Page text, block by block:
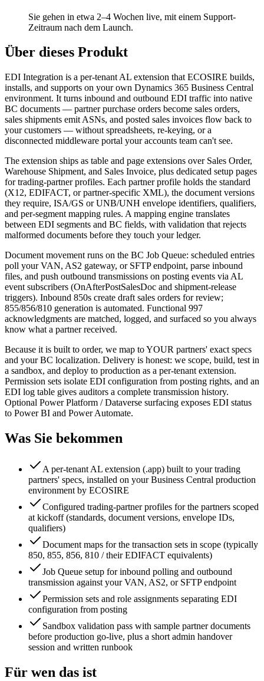
Sie gehen in etwa 2–4 Wochen live, mit einem Support-
Zeitraum nach dem Launch.
Über dieses Produkt
EDI Integration is a per-tenant AL extension that ECOSIRE builds,
installs, and supports on your own Dynamics 365 Business Central
environment. It turns inbound and outbound EDI traffic into native
BC documents — partner purchase orders become sales orders,
sales shipments emit ASNs, and posted sales invoices flow back to
your customers — without spreadsheets, re-keying, or a
disconnected middleware portal your accounts team can't see.
The extension ships as table and page extensions over Sales Order,
Warehouse Shipment, and Sales Invoice, plus dedicated setup pages
for trading-partner profiles. Each partner profile holds the standard
(X12, EDIFACT, or partner-specific XML), the document versions
they require, ISA/GS or UNB/UNH envelope identifiers, qualifiers,
and per-segment mapping rules. A mapping engine translates
between EDI segments and BC fields, with validation that rejects
malformed documents before they touch your ledger.
Document movement runs on the BC Job Queue: scheduled entries
poll your VAN, AS2 gateway, or SFTP endpoint, parse inbound
files, and push outbound transmissions on posting events via AL
event subscribers (OnAfterPostSalesDoc and shipment-release
triggers). Inbound 850s create draft sales orders for review;
855/856/810 generation is automated. Functional 997
acknowledgments are matched, logged, and surfaced so you always
know what a partner received.
Because it is built to order, we map to YOUR partners' exact specs
and your BC localization. Delivery is honest: we scope, build, test in
a sandbox, and deploy to production as a per-tenant extension.
Permission sets isolate EDI configuration from posting rights, and an
EDI log table gives auditors a complete transmission history.
Optional Power Platform / Dataverse surfacing exposes EDI status
to Power BI and Power Automate.
Was Sie bekommen
A per-tenant AL extension (.app) built to your trading
partners' specs, installed on your Business Central production
environment by ECOSIRE
Configured trading-partner profiles for the partners scoped
at kickoff (standards, document versions, envelope IDs,
qualifiers)
Document maps for the transaction sets in scope (typically
850, 855, 856, 810 / their EDIFACT equivalents)
Job Queue setup for inbound polling and outbound
transmission against your VAN, AS2, or SFTP endpoint
Permission sets and role assignments separating EDI
configuration from posting
Sandbox validation pass with sample partner documents
before production go-live, plus a short admin handover
session and written runbook
Für wen das ist